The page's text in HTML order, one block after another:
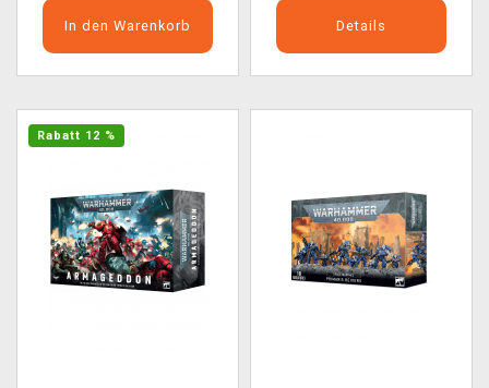
In den Warenkorb Details
Rabatt 12 %